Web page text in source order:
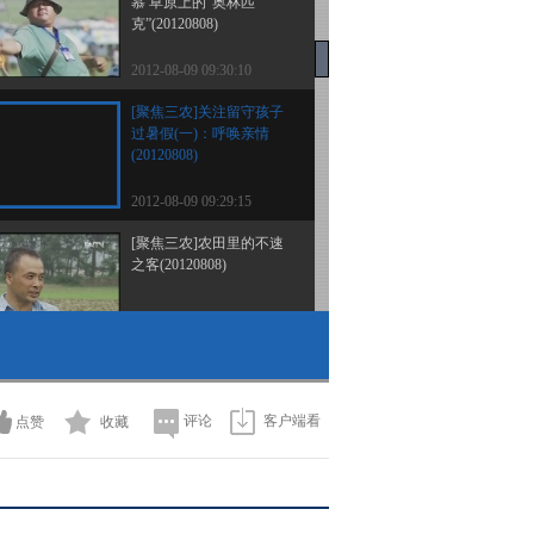
克”(20120808)
2012-08-09 09:30:10
[聚焦三农]关注留守孩子
过暑假(一)：呼唤亲情
(20120808)
2012-08-09 09:29:15
[聚焦三农]农田里的不速
之客(20120808)
2012-08-08 09:55:30
[聚焦三农]各地盲目扩种
点赞 收藏 评论 客户端看